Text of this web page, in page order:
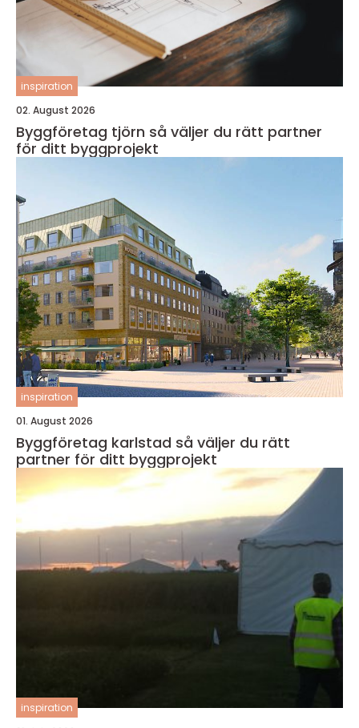
inspiration
02. August 2026
Byggföretag tjörn så väljer du rätt partner
för ditt byggprojekt
inspiration
01. August 2026
Byggföretag karlstad så väljer du rätt
partner för ditt byggprojekt
inspiration